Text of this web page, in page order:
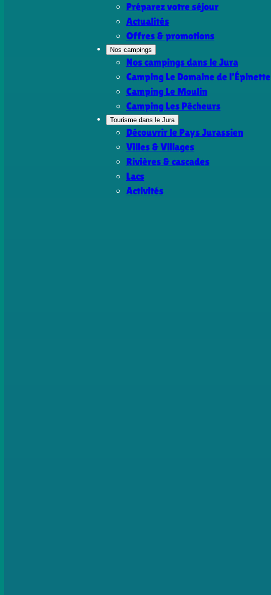
Préparez votre séjour
Actualités
Offres & promotions
Nos campings
Nos campings dans le Jura
Camping Le Domaine de l’Épinette
Camping Le Moulin
Camping Les Pêcheurs
Tourisme dans le Jura
Découvrir le Pays Jurassien
Villes & Villages
Rivières & cascades
Lacs
Activités